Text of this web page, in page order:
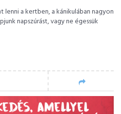
lenni a kertben, a kánikulában nagyon
napszúrást, vagy ne égessük